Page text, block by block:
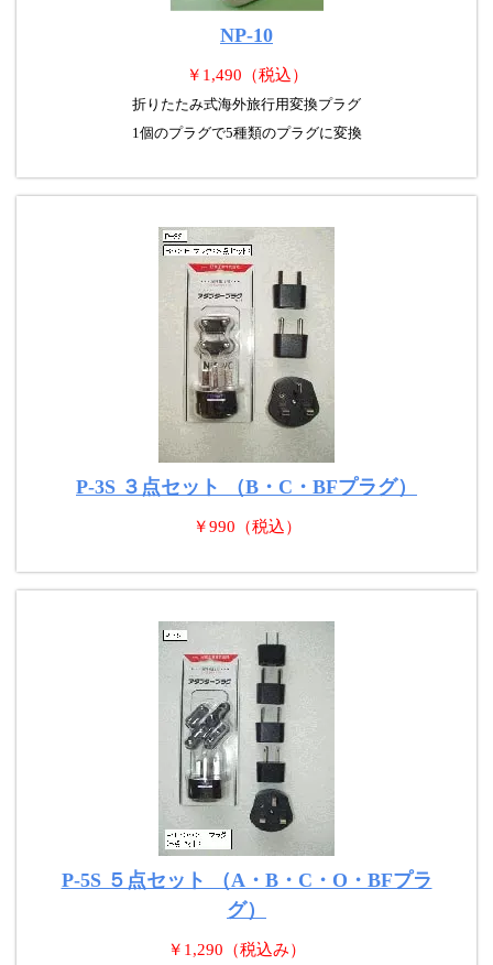
NP-10
￥1,490（税込）
折りたたみ式海外旅行用変換プラグ
1個のプラグで5種類のプラグに変換
P-3S ３点セット （B・C・BFプラグ）
￥990（税込）
P-5S ５点セット （A・B・C・O・BFプラ
グ）
￥1,290（税込み）